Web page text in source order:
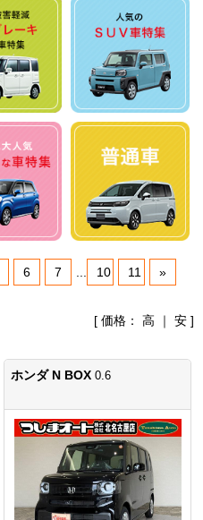
6 7 10 11 »
[ 価格： 高 ｜ 安 ]
ホンダ N BOX0.6